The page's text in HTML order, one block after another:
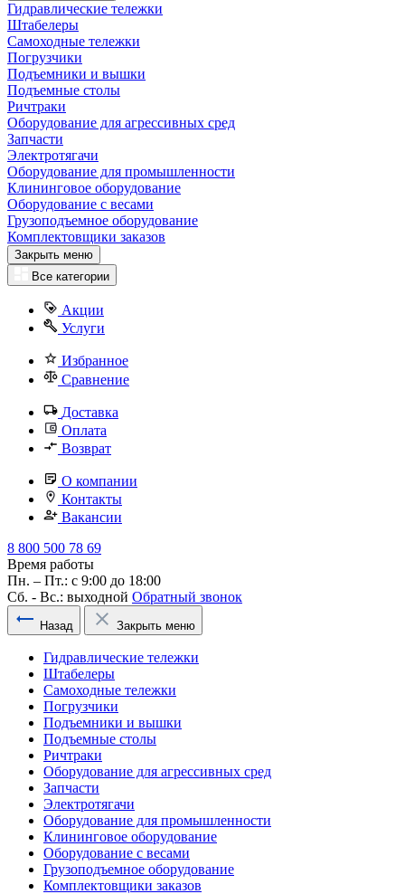
Гидравлические тележки
Штабелеры
Самоходные тележки
Погрузчики
Подъемники и вышки
Подъемные столы
Ричтраки
Оборудование для агрессивных сред
Запчасти
Электротягачи
Оборудование для промышленности
Клининговое оборудование
Оборудование с весами
Грузоподъемное оборудование
Комплектовщики заказов
Закрыть меню
Все категории
Акции
Услуги
Избранное
Сравнение
Доставка
Оплата
Возврат
О компании
Контакты
Вакансии
8 800 500 78 69
Время работы
Пн. – Пт.: с 9:00 до 18:00
Сб. - Вс.: выходной Обратный звонок
Назад Закрыть меню
Гидравлические тележки
Штабелеры
Самоходные тележки
Погрузчики
Подъемники и вышки
Подъемные столы
Ричтраки
Оборудование для агрессивных сред
Запчасти
Электротягачи
Оборудование для промышленности
Клининговое оборудование
Оборудование с весами
Грузоподъемное оборудование
Комплектовщики заказов